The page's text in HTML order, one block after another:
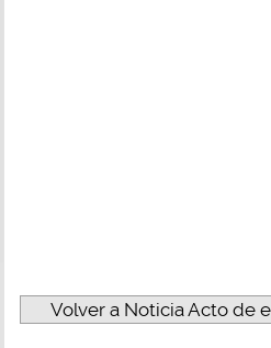
Volver a Noticia Acto de